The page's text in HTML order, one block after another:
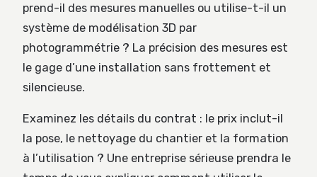
prend-il des mesures manuelles ou utilise-t-il un
système de modélisation 3D par
photogrammétrie ? La précision des mesures est
le gage d’une installation sans frottement et
silencieuse.
Examinez les détails du contrat : le prix inclut-il
la pose, le nettoyage du chantier et la formation
à l’utilisation ? Une entreprise sérieuse prendra le